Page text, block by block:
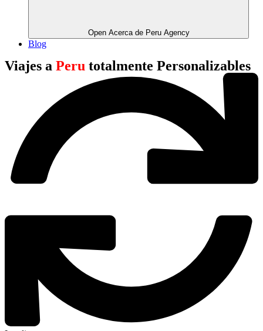
Open Acerca de Peru Agency
Blog
Viajes a Peru totalmente Personalizables